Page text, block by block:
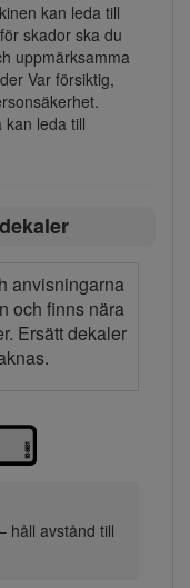
kan leda till
skador ska du
uppmärksamma
Var försiktig,
kan leda till
anvisningarna
och finns nära
Ersätt dekaler
håll avstånd till